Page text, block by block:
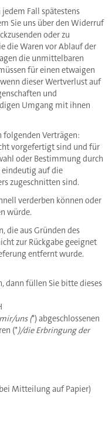
Fall spätestens
Sie uns über den Widerruf
oder zu
die Waren vor Ablauf der
die unmittelbaren
für einen etwaigen
dieser Wertverlust auf
und
Umgang mit ihnen
folgenden Verträgen:
vorgefertigt sind und für
oder Bestimmung durch
eindeutig auf die
zugeschnitten sind.
verderben können oder
würde.
die aus Gründen des
zur Rückgabe geeignet
entfernt wurde.
dann füllen Sie bitte dieses
uns (*) abgeschlossenen
(*)/die Erbringung der
Mitteilung auf Papier)